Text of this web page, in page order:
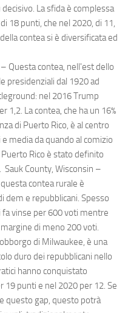
La sfida è complessa
18 punti, che nel 2020, di 11,
contea si è diversificata ed
Questa contea, nell'est dello
presidenziali dal 1920 ad
nel 2016 Trump
1,2. La contea, che ha un 16%
di Puerto Rico, è al centro
media da quando al comizio
Rico è stato definito
County, Wisconsin –
contea rurale è
dem e repubblicani. Spesso
vinse per 600 voti mentre
di meno 200 voti.
di Milwaukee, è una
duro dei repubblicani nello
hanno conquistato
punti e nel 2020 per 12. Se
questo gap, questo potrà